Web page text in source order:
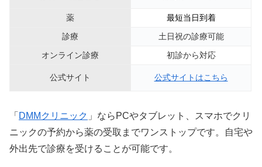
薬
最短当日到着
診療
土日祝の診療可能
オンライン診療
初診から対応
公式サイト 公式サイトはこちら
「 DMMクリニック 」ならPCやタブレット、スマホでクリ
ニックの予約から薬の受取までワンストップです。自宅や
外出先で診療を受けることが可能です。